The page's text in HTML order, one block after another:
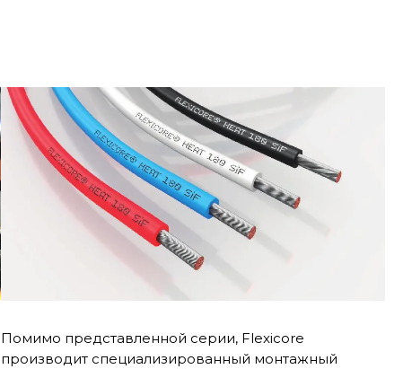
Помимо представленной серии, Flexicore
производит специализированный монтажный